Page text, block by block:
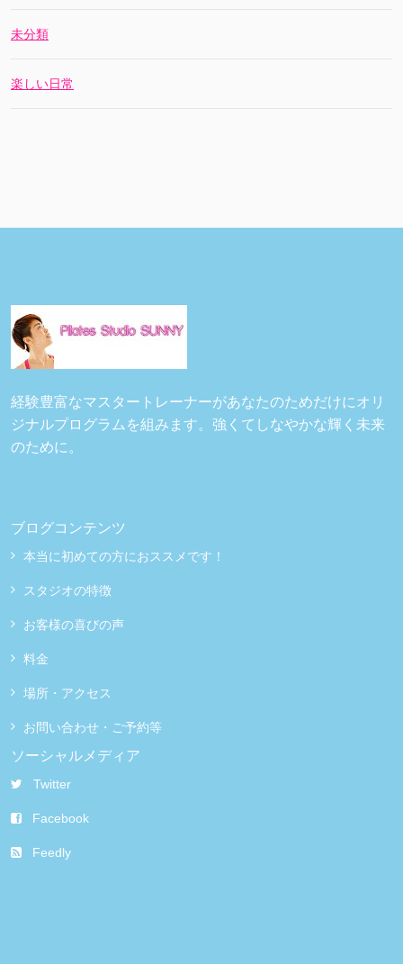
未分類
楽しい日常
経験豊富なマスタートレーナーがあなたのためだけにオリ
ジナルプログラムを組みます。強くてしなやかな輝く未来
のために。
ブログコンテンツ
本当に初めての方におススメです！
スタジオの特徴
お客様の喜びの声
料金
場所・アクセス
お問い合わせ・ご予約等
ソーシャルメディア
Twitter
Facebook
Feedly